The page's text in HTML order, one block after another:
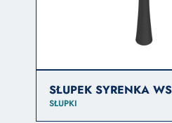
SŁUPEK SYRENKA
SŁUPKI